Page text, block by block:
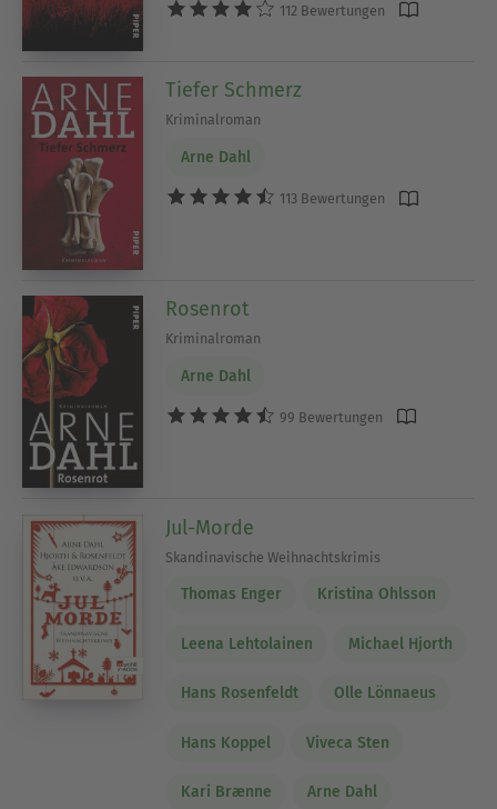
112 Bewertungen
Tiefer Schmerz
Kriminalroman
Arne Dahl
113 Bewertungen
Rosenrot
Kriminalroman
Arne Dahl
99 Bewertungen
Jul-Morde
Skandinavische Weihnachtskrimis
Thomas Enger Kristina Ohlsson
Leena Lehtolainen Michael Hjorth
Hans Rosenfeldt Olle Lönnaeus
Hans Koppel Viveca Sten
Kari Brænne Arne Dahl